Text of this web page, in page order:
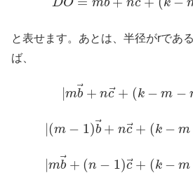
DO mb nc k
と表せます。あとは、半径がrであ
ば、
|mb + nc⃗+ (k − m −
(m − 1)b⃗+ nc⃗+ (k − m
mb⃗ + (n − 1)c⃗+ (k − m